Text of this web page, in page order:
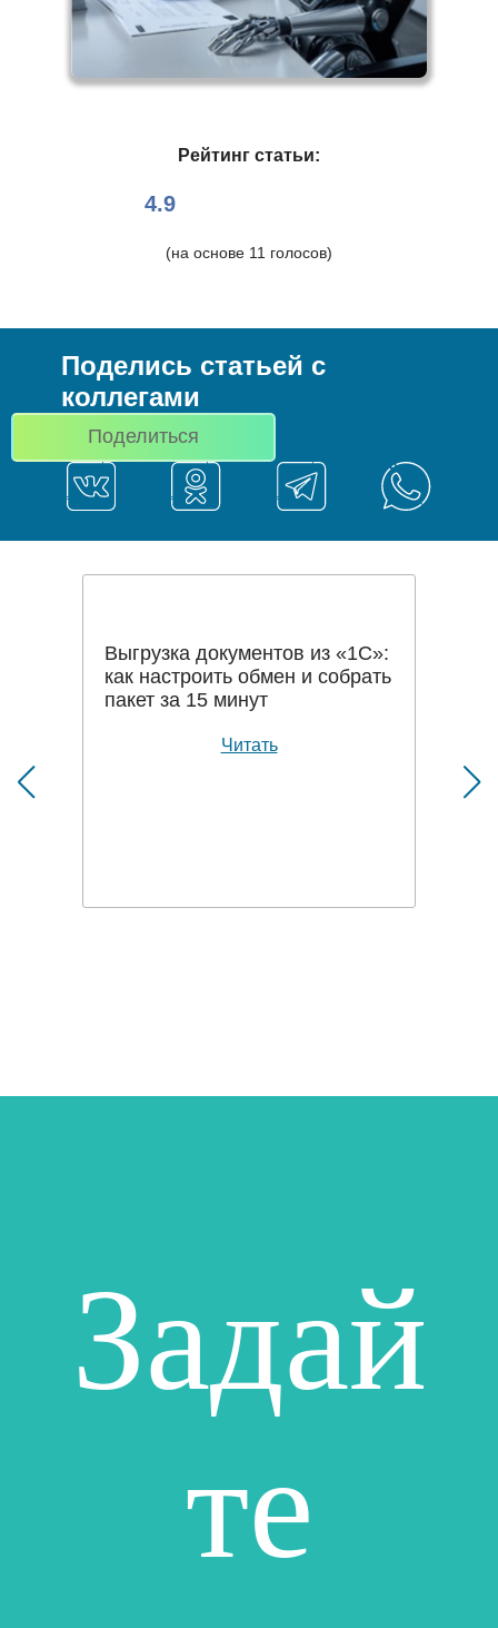
Рейтинг статьи:
4.9
(на основе 11 голосов)
Поделись статьей с
коллегами
Поделиться
Выгрузка документов из «1С»:
как настроить обмен и собрать
пакет за 15 минут
Читать
Задай
те